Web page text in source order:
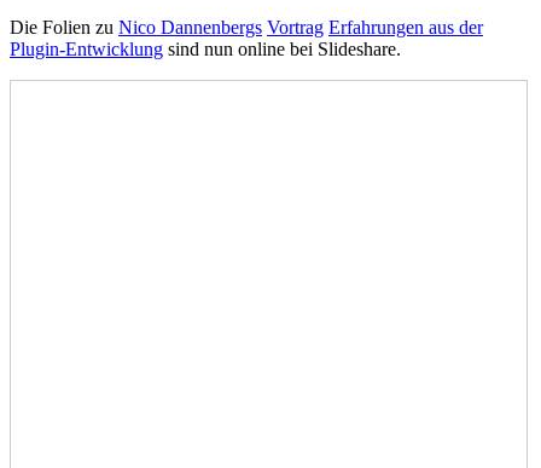
Die Folien zu Nico Dannenbergs Vortrag Erfahrungen aus der
Plugin-Entwicklung sind nun online bei Slideshare.